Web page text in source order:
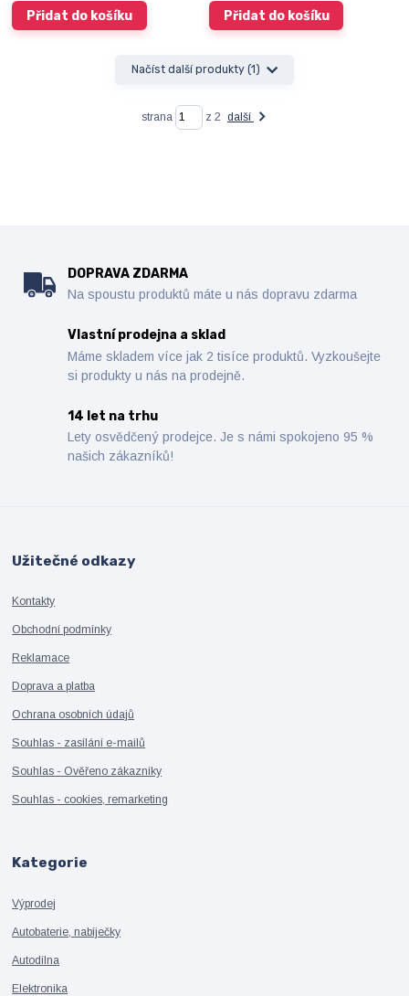
Přidat do košíku Přidat do košíku
Načíst další produkty (1)
strana z 2 další
DOPRAVA ZDARMA
Na spoustu produktů máte u nás dopravu zdarma
Vlastní prodejna a sklad
Máme skladem více jak 2 tisíce produktů. Vyzkoušejte
si produkty u nás na prodejně.
14 let na trhu
Lety osvědčený prodejce. Je s námi spokojeno 95 %
našich zákazníků!
Užitečné odkazy
Kontakty
Obchodní podmínky
Reklamace
Doprava a platba
Ochrana osobních údajů
Souhlas - zasílání e-mailů
Souhlas - Ověřeno zákazníky
Souhlas - cookies, remarketing
Kategorie
Výprodej
Autobaterie, nabíječky
Autodílna
Elektronika